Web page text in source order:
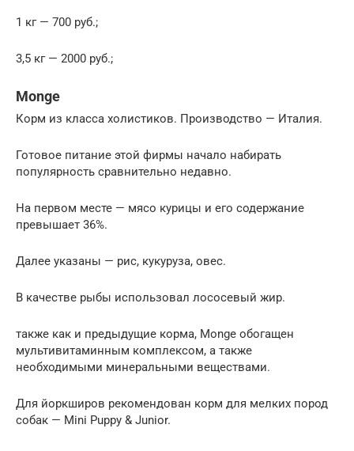
1 кг — 700 руб.;
3,5 кг — 2000 руб.;
Monge
Корм из класса холистиков. Производство — Италия.
Готовое питание этой фирмы начало набирать
популярность сравнительно недавно.
На первом месте — мясо курицы и его содержание
превышает 36%.
Далее указаны — рис, кукуруза, овес.
В качестве рыбы использовал лососевый жир.
также как и предыдущие корма, Monge обогащен
мультивитаминным комплексом, а также
необходимыми минеральными веществами.
Для йоркширов рекомендован корм для мелких пород
собак — Mini Puppy & Junior.